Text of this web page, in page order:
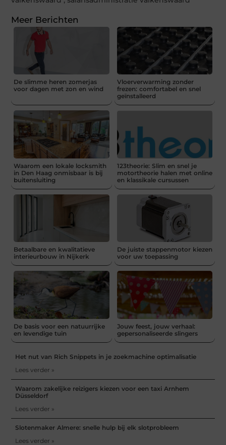
Meer Berichten
De slimme heren zomerjas
voor dagen met zon en wind
Vloerverwarming zonder
frezen: comfortabel en snel
geïnstalleerd
Waarom een lokale locksmith
in Den Haag onmisbaar is bij
buitensluiting
123theorie: Slim en snel je
motortheorie halen met online
en klassikale cursussen
Betaalbare en kwalitatieve
interieurbouw in Nijkerk
De juiste stappenmotor kiezen
voor uw toepassing
De basis voor een natuurrijke
en levendige tuin
Jouw feest, jouw verhaal:
gepersonaliseerde slingers
Het nut van Rich Snippets in je zoekmachine optimalisatie
Lees verder »
Waarom zakelijke reizigers kiezen voor een taxi Arnhem
Düsseldorf
Lees verder »
Slotenmaker Almere: snelle hulp bij elk slotprobleem
Lees verder »